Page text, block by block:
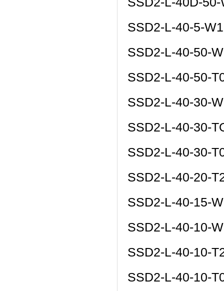
SSD2-L-40-5-W1
SSD2-L-40-50-
SSD2-L-40-50-
SSD2-L-40-30-
SSD2-L-40-30-
SSD2-L-40-30-
SSD2-L-40-20-
SSD2-L-40-15-
SSD2-L-40-10-
SSD2-L-40-10-
SSD2-L-40-10-